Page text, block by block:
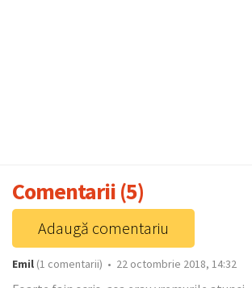
Comentarii (5)
Adaugă comentariu
Emil (1 comentarii) • 22 octombrie 2018, 14:32